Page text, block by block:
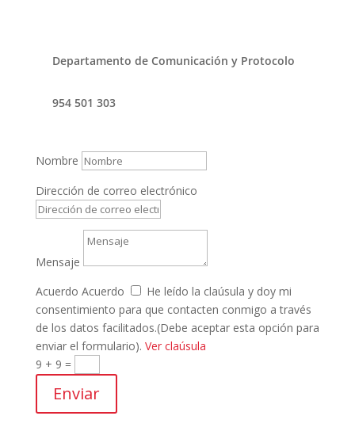
Departamento de Comunicación y Protocolo
954 501 303
Nombre
Dirección de correo electrónico
Mensaje
Acuerdo Acuerdo
He leído la claúsula y doy mi
consentimiento para que contacten conmigo a través
de los datos facilitados.(Debe aceptar esta opción para
enviar el formulario). Ver claúsula
9 + 9 =
Enviar